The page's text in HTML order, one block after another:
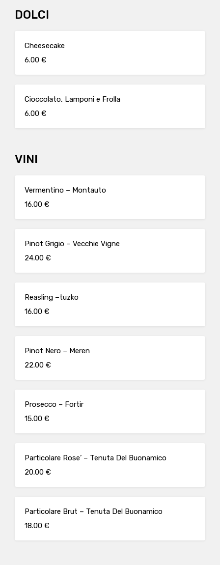
DOLCI
Cheesecake
6.00 €
Cioccolato, Lamponi e Frolla
6.00 €
VINI
Vermentino – Montauto
16.00 €
Pinot Grigio – Vecchie Vigne
24.00 €
Reasling –tuzko
16.00 €
Pinot Nero – Meren
22.00 €
Prosecco – Fortir
15.00 €
Particolare Rose’ – Tenuta Del Buonamico
20.00 €
Particolare Brut – Tenuta Del Buonamico
18.00 €